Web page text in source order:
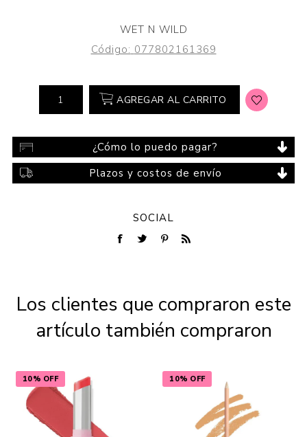
WET N WILD
Código: 077802161369
AGREGAR AL CARRITO
¿Cómo lo puedo pagar?
Plazos y costos de envío
SOCIAL
Los clientes que compraron este
artículo también compraron
10% OFF 10% OFF